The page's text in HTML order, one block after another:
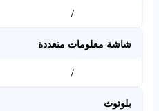
/
شاشة معلومات متعددة
/
بلوتوث